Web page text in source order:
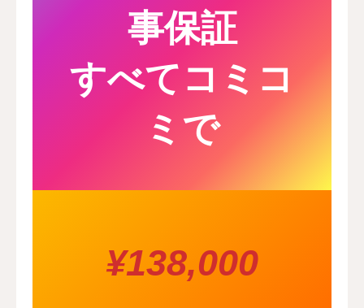
事保証
すべてコミコ
ミで
¥138,000